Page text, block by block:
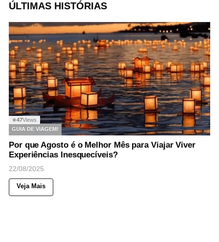
ÚLTIMAS HISTÓRIAS
◉47Views
GUIA DE VIAGEM!
Por que Agosto é o Melhor Mês para Viajar Viver
Experiências Inesquecíveis?
22/08/2025
Veja Mais